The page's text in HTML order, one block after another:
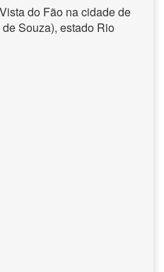
do Fão na cidade de
Souza), estado Rio